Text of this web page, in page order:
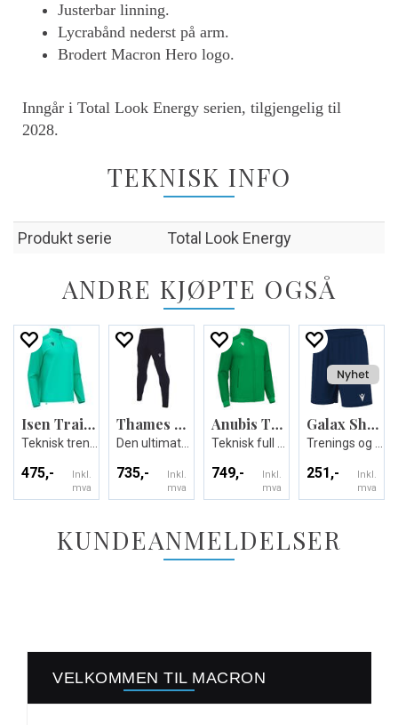
Justerbar linning.
Lycrabånd nederst på arm.
Brodert Macron Hero logo.
Inngår i Total Look Energy serien, tilgjengelig til
2028.
TEKNISK INFO
Produkt serie Total Look Energy
ANDRE KJØPTE OGSÅ
Isen Training 1/4 Zip Top
475,-
Inkl.
mva
Thames Hero Pant
Den ultimate treningsbuksen - Unisex
735,-
Inkl.
mva
Anubis Travel Full Zip Top
749,-
Inkl.
mva
Galax Shorts
251,-
Inkl.
mva
KUNDEANMELDELSER
VELKOMMEN TIL MACRON